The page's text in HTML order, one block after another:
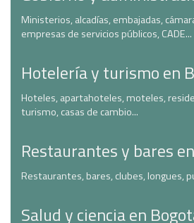
Ministerios, alcadías, embajadas,
empresas de servicios públicos, CADE...
Hotelería y turismo en
Hoteles, apartahoteles, moteles,
turismo, casas de cambio...
Restaurantes y bares
Restaurantes, bares, clubes, longues,
Salud y ciencia en